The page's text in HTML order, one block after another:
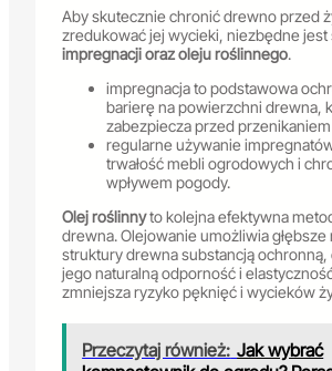
Aby skutecznie chronić drewno przed
zredukować jej wycieki, niezbędne jest
impregnacji oraz oleju roślinnego.
impregnacja to podstawowa
barierę na powierzchni drewna,
zabezpiecza przed
regularne używanie
trwałość mebli ogrodowych i
wpływem pogody.
Olej roślinnyto kolejna efektywna
drewna. Olejowanie umożliwia głębsze
struktury drewna substancją ochronną,
jego naturalną odporność i
zmniejsza ryzyko pęknięć i wycieków
Przeczytaj również: Jak wybrać